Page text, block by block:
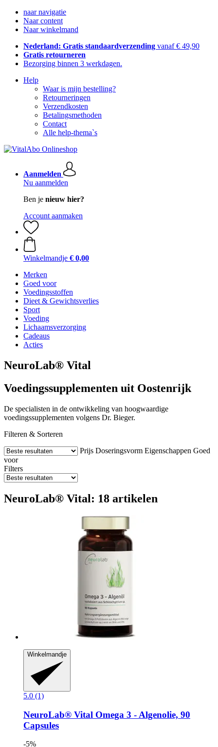
naar navigatie
Naar content
Naar winkelmand
Nederland: Gratis standaardverzending vanaf € 49,90
Gratis retourneren
Bezorging binnen 3 werkdagen.
Help
Waar is mijn bestelling?
Retourneringen
Verzendkosten
Betalingsmethoden
Contact
Alle help-thema`s
Aanmelden
Nu aanmelden
Ben je nieuw hier?
Account aanmaken
Winkelmandje € 0,00
Merken
Goed voor
Voedingsstoffen
Dieet & Gewichtsverlies
Sport
Voeding
Lichaamsverzorging
Cadeaus
Acties
NeuroLab® Vital
Voedingssupplementen uit Oostenrijk
De specialisten in de ontwikkeling van hoogwaardige
voedingssupplementen volgens Dr. Bieger.
Filteren & Sorteren
Prijs Doseringsvorm Eigenschappen Goed
voor
Filters
NeuroLab® Vital: 18 artikelen
Winkelmandje
5.0 (1)
NeuroLab® Vital Omega 3 -​ Algenolie, 90
Capsules
-5%